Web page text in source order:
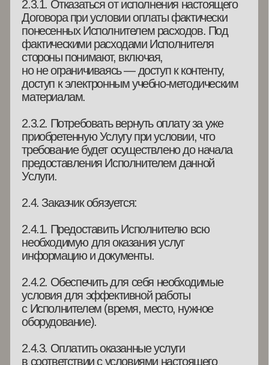
Исполнителем не оказываются. В случае
неполной оплаты стоимости услуг Заказчиком
доступ к Услугам не предоставляется.
3.5. Об изменении стоимости на Услуги
Исполнитель извещает Заказчика путем
изменении стоимости Услуги на сайте
Исполнителя по адресу:aacademy19.com.
4.1. За неисполнение или ненадлежащее
исполнение своих обязательств
по настоящему Договору Стороны несут
ответственность в соответствии
с действующим законодательством РФ.
5.1. Споры и разногласия, которые могут
возникнуть при исполнении настоящего
Договора, будут по возможности разрешаться
5.2. Досудебный претензионный порядок
урегулирования споров по исполнению
настоящего Договора является
обязательным. Стороны пришли к согласию,
что досудебный порядок считается
потерпевшая сторона направит виновной
стороне претензию в письменном виде,
5. ПОРЯДОК РАЗРЕШЕНИЯ